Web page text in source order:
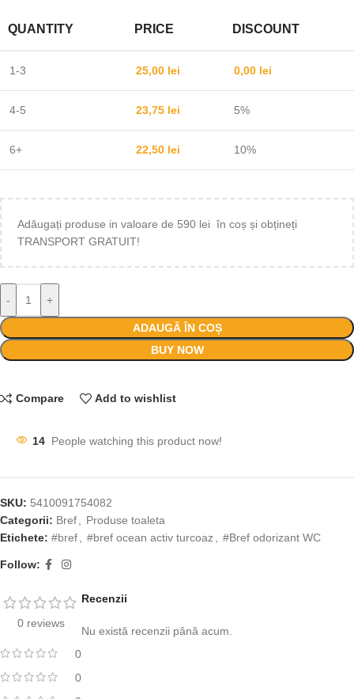
QUANTITY PRICE DISCOUNT
1-3 25,00 lei 0,00 lei
4-5 23,75 lei 5%
6+ 22,50 lei 10%
Adăugați produse in valoare de 590 lei în coș și obțineți
TRANSPORT GRATUIT!
- +
ADAUGĂ ÎN COȘ
BUY NOW
Compare Add to wishlist
14 People watching this product now!
SKU: 5410091754082
Categorii: Bref
Produse toaleta
Etichete: #bref #bref ocean activ turcoaz #Bref odorizant WC
Follow:
0 reviews
0
0
Recenzii
Nu există recenzii până acum.